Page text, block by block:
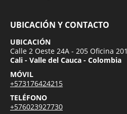
UBICACIÓN Y CONTACTO
UBICACIÓN
Calle 2 Oeste 24A - 205 Oficina 201
Cali - Valle del Cauca - Colombia
MÓVIL
+573176424215
TELÉFONO
+576023927730